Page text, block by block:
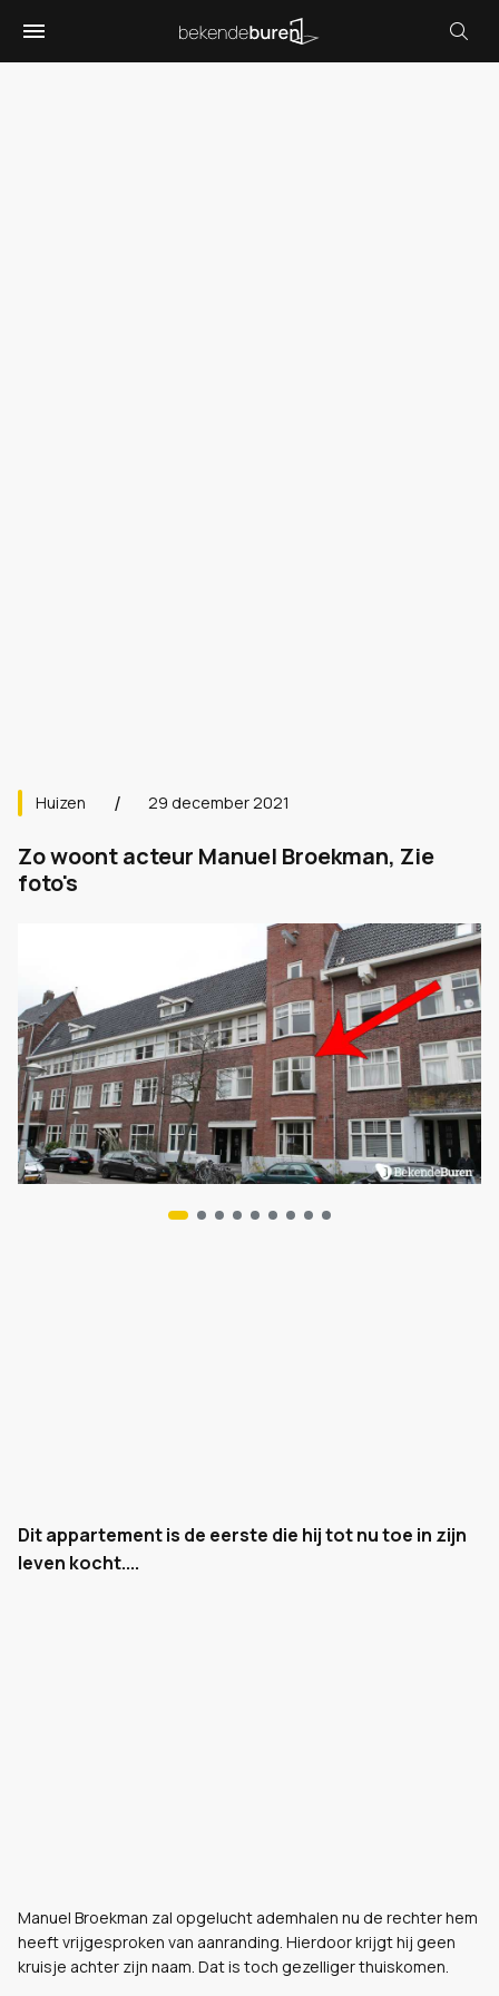
Huizen 29 december 2021
Zo woont acteur Manuel Broekman, Zie
foto's
Dit appartement is de eerste die hij tot nu toe in zijn
leven kocht....
Manuel Broekman zal opgelucht ademhalen nu de rechter hem
heeft vrijgesproken van aanranding. Hierdoor krijgt hij geen
kruisje achter zijn naam. Dat is toch gezelliger thuiskomen.